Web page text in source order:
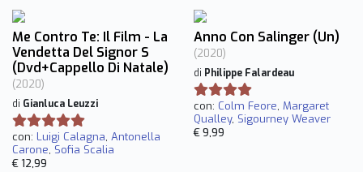
Me Contro Te: Il Film - La
Vendetta Del Signor S
(Dvd+Cappello Di Natale)
(2020)
di Gianluca Leuzzi
con: Luigi Calagna, Antonella
Carone, Sofia Scalia
€ 12,99
Anno Con Salinger (Un)
(2020)
di Philippe Falardeau
con: Colm Feore, Margaret
Qualley, Sigourney Weaver
€ 9,99